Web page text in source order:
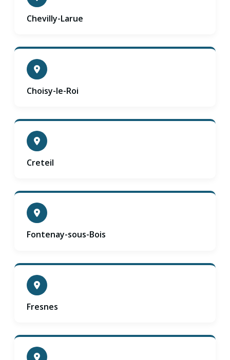
Chevilly-Larue
Choisy-le-Roi
Creteil
Fontenay-sous-Bois
Fresnes